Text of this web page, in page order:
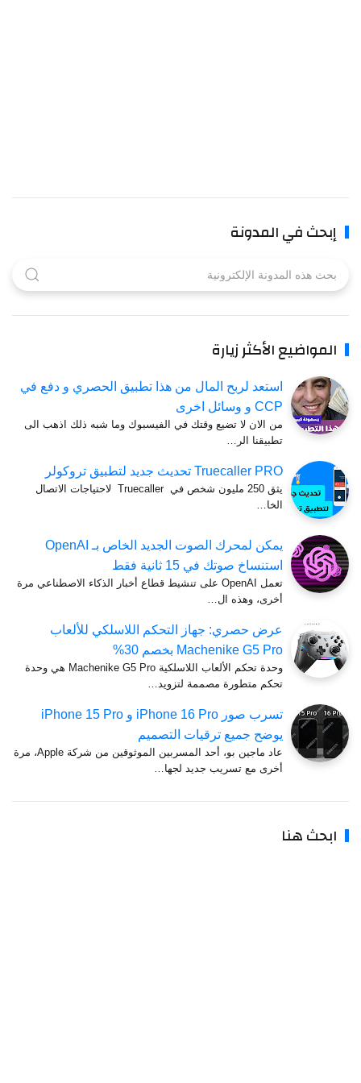
في المدونة
الأكثر زيارة
استعد لربح المال من هذا تطبيق الحصري و دفع في
CCP و وسائل اخرى
من الان لا تضيع وقتك في الفيسبوك وما شبه ذلك اذهب الى
تطبيقنا الر…
Truecaller PRO تحديث جديد لتطبيق تروكولر
يثق 250 مليون شخص في Truecaller لاحتياجات الاتصال
الخا…
يمكن لمحرك الصوت الجديد الخاص بـ OpenAI
استنساخ صوتك في 15 ثانية فقط
تعمل OpenAI على تنشيط قطاع أخبار الذكاء الاصطناعي مرة
أخرى، وهذه ال…
عرض حصري: جهاز التحكم اللاسلكي للألعاب
Machenike G5 Pro بخصم 30%
وحدة تحكم الألعاب اللاسلكية Machenike G5 Pro هي وحدة
تحكم متطورة مصممة لتزويد…
تسرب صور iPhone 16 Pro و iPhone 15 Pro
يوضح جميع ترقيات التصميم
عاد ماجين بو، أحد المسربين الموثوقين من شركة Apple، مرة
أخرى مع تسريب جديد لجها…
هنا